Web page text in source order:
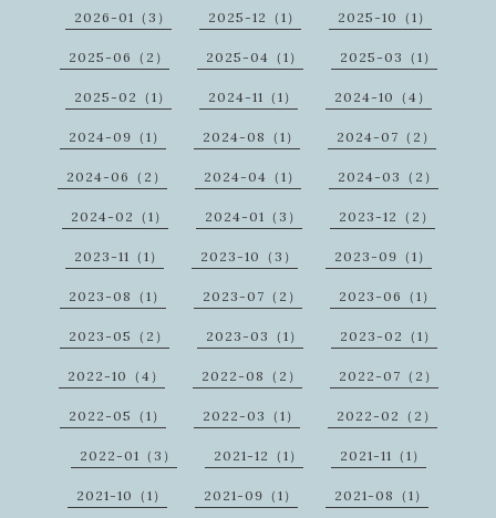
2026-01（3） 2025-12（1） 2025-10（1）
2025-06（2） 2025-04（1） 2025-03（1）
2025-02（1） 2024-11（1） 2024-10（4）
2024-09（1） 2024-08（1） 2024-07（2）
2024-06（2） 2024-04（1） 2024-03（2）
2024-02（1） 2024-01（3） 2023-12（2）
2023-11（1） 2023-10（3） 2023-09（1）
2023-08（1） 2023-07（2） 2023-06（1）
2023-05（2） 2023-03（1） 2023-02（1）
2022-10（4） 2022-08（2） 2022-07（2）
2022-05（1） 2022-03（1） 2022-02（2）
2022-01（3） 2021-12（1） 2021-11（1）
2021-10（1） 2021-09（1） 2021-08（1）